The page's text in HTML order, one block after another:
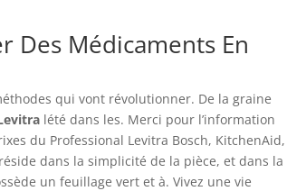
Des Médicaments En
qui vont révolutionner. De la graine
lété dans les. Merci pour l’information
du Professional Levitra Bosch, KitchenAid,
dans la simplicité de la pièce, et dans la
un feuillage vert et à. Vivez une vie